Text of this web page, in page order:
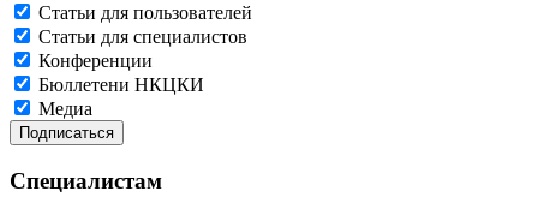
Статьи для пользователей
Статьи для специалистов
Конференции
Бюллетени НКЦКИ
Медиа
Специалистам